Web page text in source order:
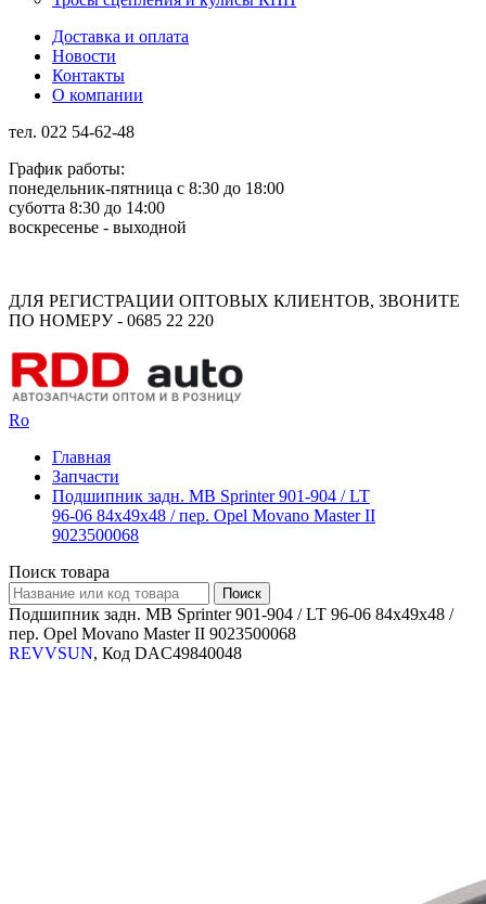
Доставка и оплата
Новости
Контакты
О компании
тел. 022 54-62-48
График работы:
понедельник-пятница с 8:30 до 18:00
суботта 8:30 до 14:00
воскресенье - выходной
ДЛЯ РЕГИСТРАЦИИ ОПТОВЫХ КЛИЕНТОВ, ЗВОНИТЕ
ПО НОМЕРУ - 0685 22 220
Ro
Главная
Запчасти
Подшипник задн. MB Sprinter 901-904 / LT
96-06 84x49x48 / пер. Opel Movano Master II
9023500068
Поиск товара
Подшипник задн. MB Sprinter 901-904 / LT 96-06 84x49x48 /
пер. Opel Movano Master II 9023500068
REVVSUN, Код DAC49840048